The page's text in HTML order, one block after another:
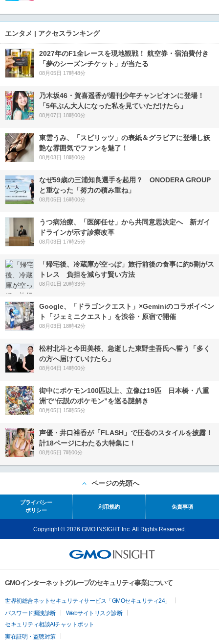
エンタメ | アクセスランキング
2027年のF1全レースを現地観戦！ 航空券・宿泊費付き
「夢のシーズンチケット」が当たる
08月05日 17時48分
乃木坂46・賀喜遥香が週刊少年チャンピオンに登場！
「5年ぶん大人になった私を見ていただけたら」
08月07日 18時00分
東雲うみ、「スピリッツ」の表紙＆グラビアに登場し妖
艶な雰囲気でファンを魅了！
08月03日 18時00分
なぜ59歳の三浦知良選手を起用？ ONODERA GROUP
と重なった「努力の積み重ね」
08月05日 16時00分
うつ病治療、「医師任せ」から共同意思決定へ 新ガイ
ドラインが示す診療改革
08月03日 17時25分
「帰宅後、冷蔵庫が空っぽ」旅行前後の食事に約5割がス
トレス 負担を減らす賢い方法
08月01日 20時33分
Google、「ドラゴンクエスト」×Geminiのコラボイベン
ト「ジェミニクエスト」を渋谷・原宿で開催
08月03日 18時42分
松村北斗と今田美桜、急逝した東野圭吾氏へ誓う「多く
の方へ届けていけたら」
08月04日 14時00分
街中にポケモン100匹以上、立像は19匹 日本橋・八重
洲で“伝説のポケモン”を巡る謎解き
08月05日 15時55分
声優・井口裕香が「FLASH」で圧巻のスタイルを披露！
計18ページにわたる大特集に！
08月05日 7時00分
ページの先頭へ
プライバシー
ポリシー
利用規約 免責事項
Copyright © 2026 GMO INSIGHT Inc. All Rights Reserved.
GMOインターネットグループのセキュリティ事業について
世界初総合ネットセキュリティサービス「GMOセキュリティ24」
パスワード漏洩診断
Webサイトリスク診断
セキュリティ相談AIチャットボット
実在証明・盗聴対策